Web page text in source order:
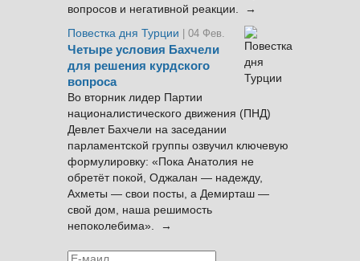
вопросов и негативной реакции. →
Повестка дня Турции
| 04 Фев.
Четыре условия Бахчели
для решения курдского
вопроса
Во вторник лидер Партии
националистического движения (ПНД)
Девлет Бахчели на заседании
парламентской группы озвучил ключевую
формулировку: «Пока Анатолия не
обретёт покой, Оджалан — надежду,
Ахметы — свои посты, а Демирташ —
свой дом, наша решимость
непоколебима». →